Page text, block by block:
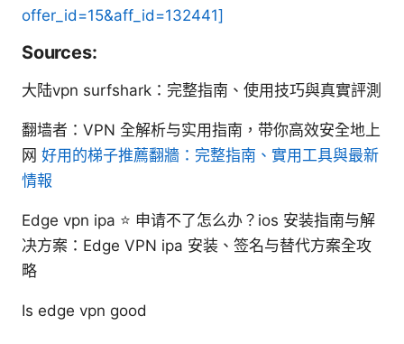
offer_id=15&aff_id=132441]
Sources:
大陆vpn surfshark：完整指南、使用技巧與真實評測
翻墙者：VPN 全解析与实用指南，带你高效安全地上
网 好用的梯子推薦翻牆：完整指南、實用工具與最新
情報
Edge vpn ipa ⭐ 申请不了怎么办？ios 安装指南与解
决方案：Edge VPN ipa 安装、签名与替代方案全攻
略
Is edge vpn good